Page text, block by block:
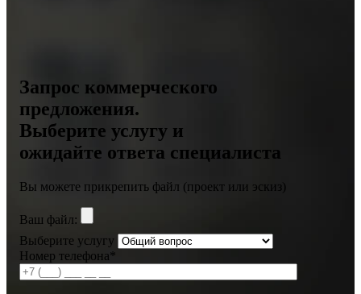
Запрос коммерческого
предложения.
Выберите услугу и
ожидайте ответа специалиста
Вы можете прикрепить файл (проект или эскиз)
Ваш файл:
Выберите услугу
Номер телефона*